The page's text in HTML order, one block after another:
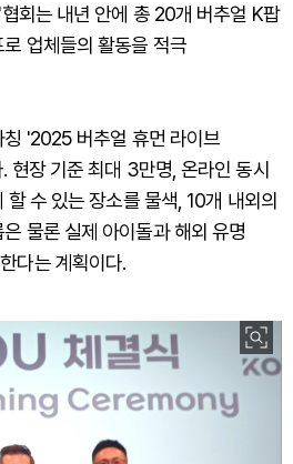
회는 내년 안에 총 20개 버추얼 K팝
업체들의 활동을 적극
'2025 버추얼 휴먼 라이브
현장 기준 최대 3만명, 온라인 동시
수 있는 장소를 물색, 10개 내외의
물론 실제 아이돌과 해외 유명
다는 계획이다.